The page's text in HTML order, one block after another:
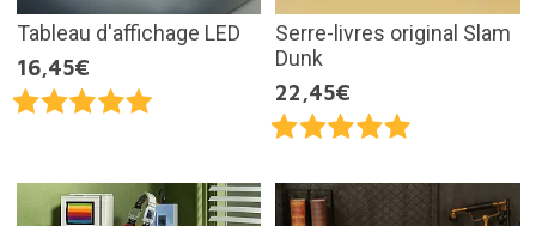
Tableau d'affichage LED
16,45€
Serre-livres original Slam
Dunk
22,45€